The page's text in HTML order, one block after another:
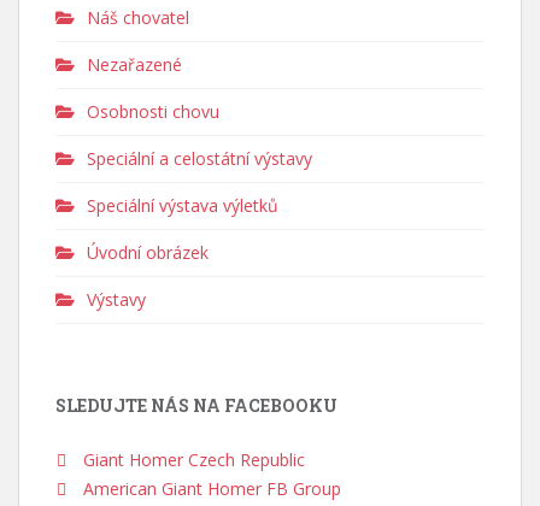
Náš chovatel
Nezařazené
Osobnosti chovu
Speciální a celostátní výstavy
Speciální výstava výletků
Úvodní obrázek
Výstavy
SLEDUJTE NÁS NA FACEBOOKU
Giant Homer Czech Republic
American Giant Homer FB Group